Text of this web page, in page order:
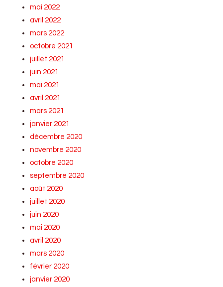
mai 2022
avril 2022
mars 2022
octobre 2021
juillet 2021
juin 2021
mai 2021
avril 2021
mars 2021
janvier 2021
décembre 2020
novembre 2020
octobre 2020
septembre 2020
août 2020
juillet 2020
juin 2020
mai 2020
avril 2020
mars 2020
février 2020
janvier 2020